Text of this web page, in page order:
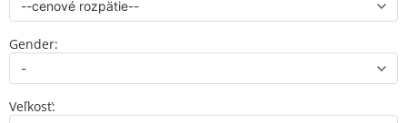
Gender:
Veľkosť: